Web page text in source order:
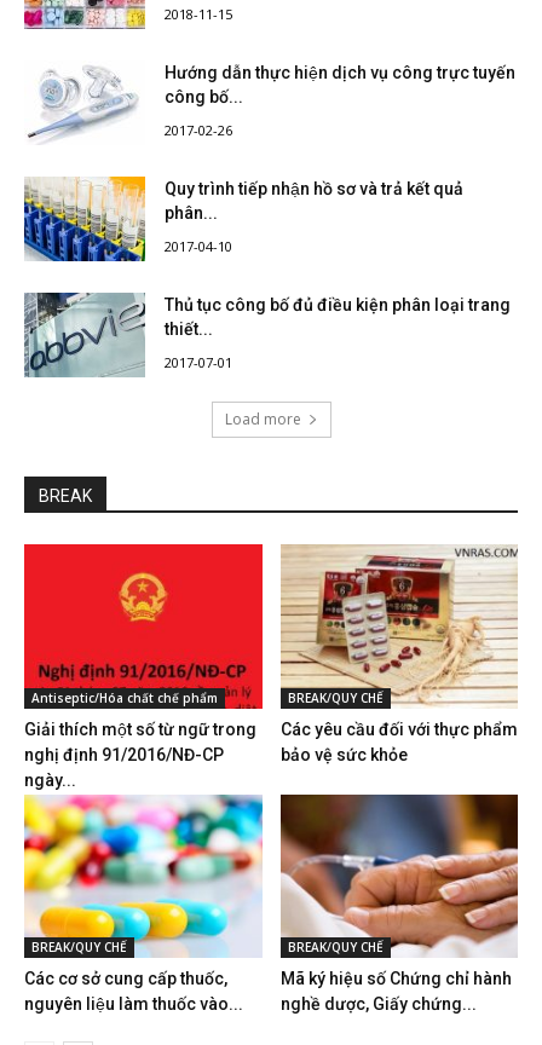
2018-11-15
Hướng dẫn thực hiện dịch vụ công trực tuyến
công bố...
2017-02-26
Quy trình tiếp nhận hồ sơ và trả kết quả
phân...
2017-04-10
Thủ tục công bố đủ điều kiện phân loại trang
thiết...
2017-07-01
Load more
BREAK
Antiseptic/Hóa chất chế phẩm
Giải thích một số từ ngữ trong
nghị định 91/2016/NĐ-CP
ngày...
BREAK/QUY CHẾ
Các yêu cầu đối với thực phẩm
bảo vệ sức khỏe
BREAK/QUY CHẾ
Các cơ sở cung cấp thuốc,
nguyên liệu làm thuốc vào...
BREAK/QUY CHẾ
Mã ký hiệu số Chứng chỉ hành
nghề dược, Giấy chứng...